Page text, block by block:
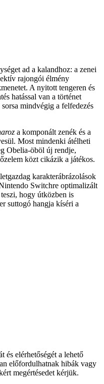
ad a kalandhoz: a zenei
rajongói élmény
A nyitott tengeren és
hatással van a történet
mindvégig a felfedezés
a komponált zenék és a
Most mindenki átélheti
Obelia-öböl új rendje,
közt cikázik a játékos.
karakterábrázolások
Switchre optimalizált
hogy útközben is
suttogó hangja kíséri a
és elérhetőségét a lehető
előfordulhatnak hibák vagy
megértésedet kérjük.